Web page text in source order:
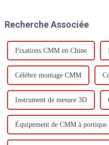
l'industrie automobile, la MMT
mesure tridimensionnelle.
Recherche Associée
Fixations CMM en Chine
Célèbre montage CMM
Instrument de mesure 3D
Équipement de CMM à portique